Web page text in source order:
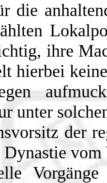
die
ihre
hierbei
unter
der
vom